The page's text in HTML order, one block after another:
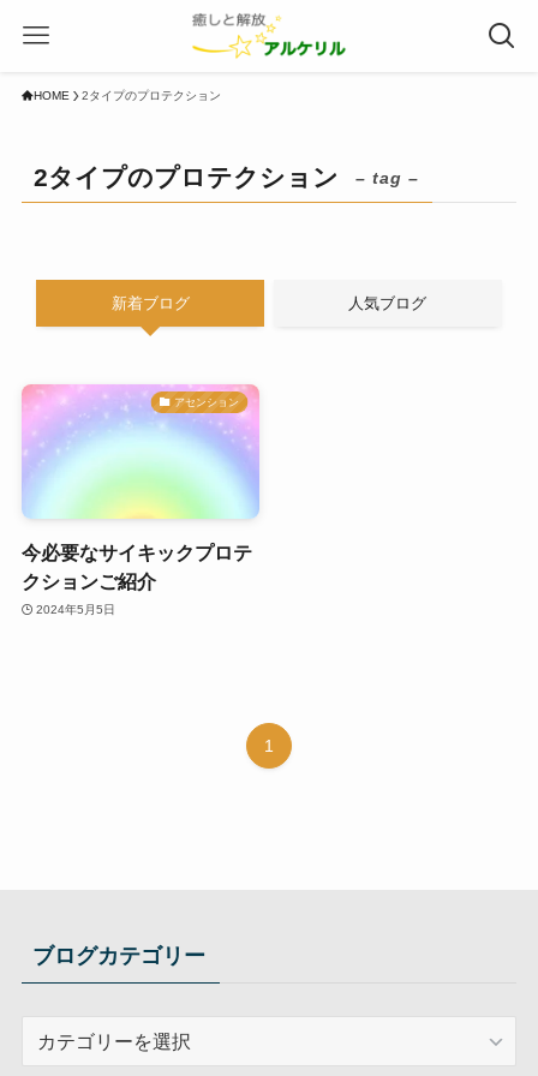
HOME 2タイプのプロテクション
2タイプのプロテクション – tag –
新着ブログ 人気ブログ
アセンション
今必要なサイキックプロテ
クションご紹介
2024年5月5日
1
ブログカテゴリー